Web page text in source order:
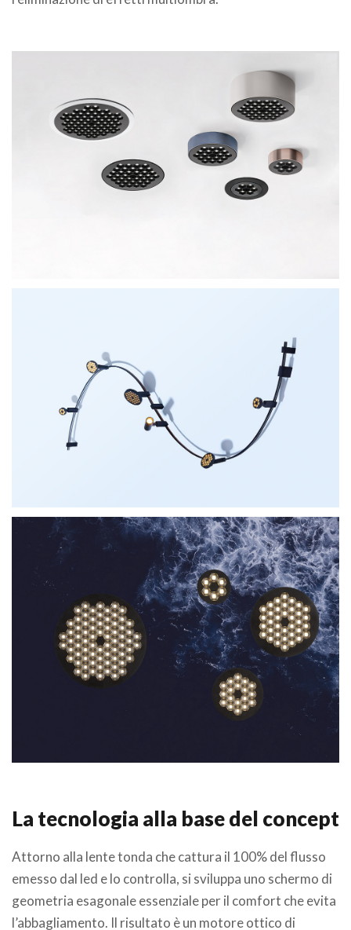
La tecnologia alla base del concept
Attorno alla lente tonda che cattura il 100% del flusso
emesso dal led e lo controlla, si sviluppa uno schermo di
geometria esagonale essenziale per il comfort che evita
l’abbagliamento. Il risultato è un motore ottico di